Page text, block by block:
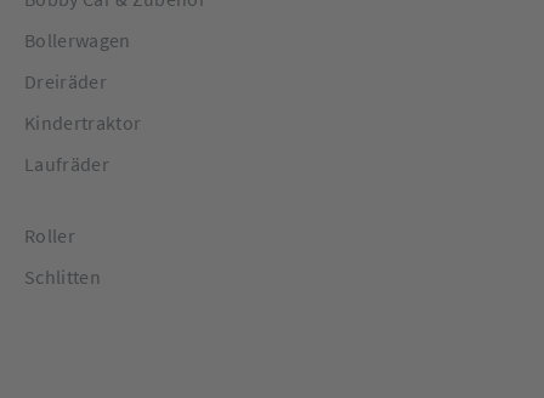
Bollerwagen
Dreiräder
Kindertraktor
Laufräder
Roller
Schlitten